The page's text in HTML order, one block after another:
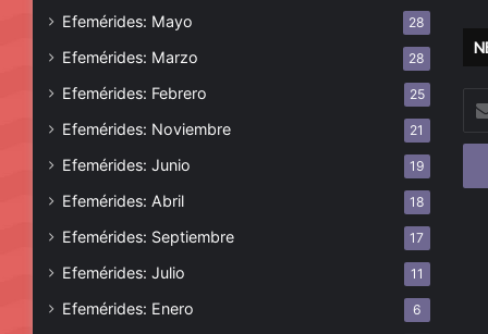
Efemérides: Mayo 28
Efemérides: Marzo 28
Efemérides: Febrero 25
Efemérides: Noviembre 21
Efemérides: Junio 19
Efemérides: Abril 18
Efemérides: Septiembre 17
Efemérides: Julio 11
Efemérides: Enero 6
tu